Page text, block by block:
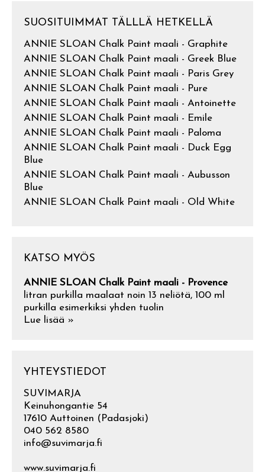
SUOSITUIMMAT TÄLLLÄ HETKELLÄ
ANNIE SLOAN Chalk Paint maali - Graphite
ANNIE SLOAN Chalk Paint maali - Greek Blue
ANNIE SLOAN Chalk Paint maali - Paris Grey
ANNIE SLOAN Chalk Paint maali - Pure
ANNIE SLOAN Chalk Paint maali - Antoinette
ANNIE SLOAN Chalk Paint maali - Emile
ANNIE SLOAN Chalk Paint maali - Paloma
ANNIE SLOAN Chalk Paint maali - Duck Egg
Blue
ANNIE SLOAN Chalk Paint maali - Aubusson
Blue
ANNIE SLOAN Chalk Paint maali - Old White
KATSO MYÖS
ANNIE SLOAN Chalk Paint maali - Provence
litran purkilla maalaat noin 13 neliötä, 100 ml
purkilla esimerkiksi yhden tuolin
Lue lisää »
YHTEYSTIEDOT
SUVIMARJA
Keinuhongantie 54
17610 Auttoinen (Padasjoki)
040 562 8580
info@suvimarja.fi
www.suvimarja.fi